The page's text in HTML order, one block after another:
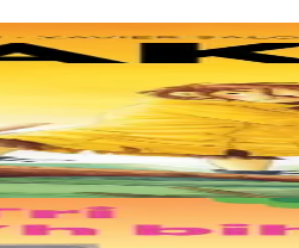
île de plastique, au milieu des